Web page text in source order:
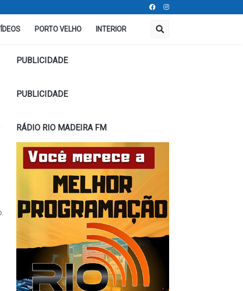
PORTO VELHO INTERIOR
PUBLICIDADE
PUBLICIDADE
RÁDIO RIO MADEIRA FM